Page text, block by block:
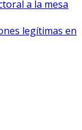
a la mesa
legítimas en